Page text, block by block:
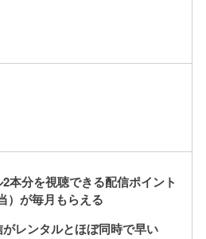
2本分を視聴できる配信ポイント
）が毎月もらえる
レンタルとほぼ同時で早い